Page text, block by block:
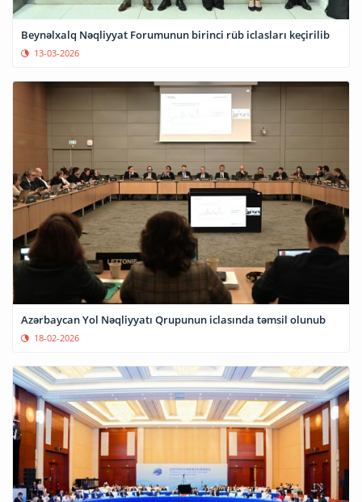
Beynəlxalq Nəqliyyat Forumunun birinci rüb iclasları keçirilib
13-03-2026
Azərbaycan Yol Nəqliyyatı Qrupunun iclasında təmsil olunub
18-02-2026